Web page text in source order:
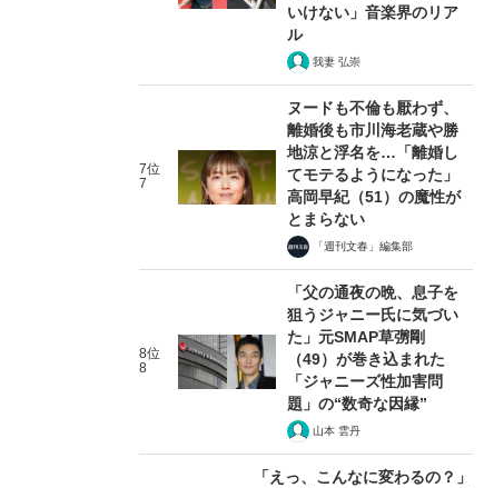
いけない」音楽界のリア
ル
我妻 弘崇
7位
7
ヌードも不倫も厭わず、
離婚後も市川海老蔵や勝
地涼と浮名を…「離婚し
てモテるようになった」
高岡早紀（51）の魔性が
とまらない
「週刊文春」編集部
8位
8
「父の通夜の晩、息子を
狙うジャニー氏に気づい
た」元SMAP草彅剛
（49）が巻き込まれた
「ジャニーズ性加害問
題」の“数奇な因縁”
山本 雲丹
「えっ、こんなに変わるの？」